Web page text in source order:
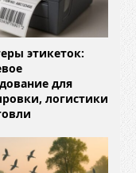
этикеток:
для
логистики